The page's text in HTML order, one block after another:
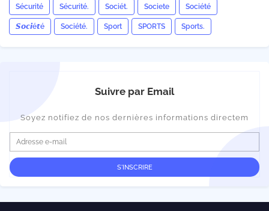
Sécurité Sécurité. Sociét. Societe Société
𝙎𝙤𝙘𝙞é𝙩é Société. Sport SPORTS Sports.
Suivre par Email
Soyez notifiez de nos dernières informations directem